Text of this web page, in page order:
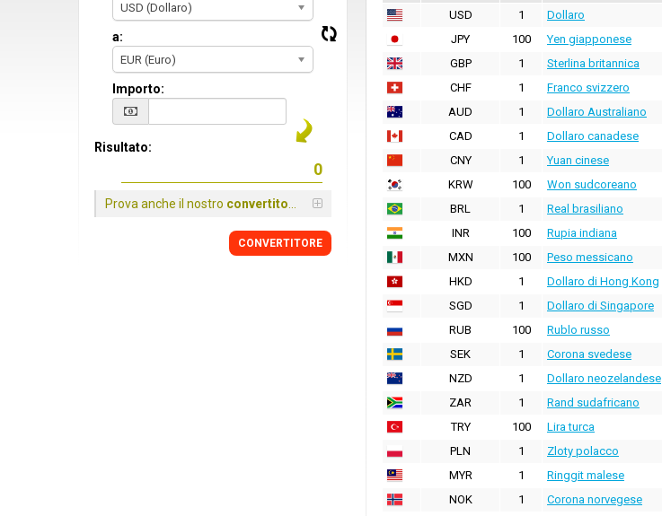
USD 1 Dollaro
JPY
100 Yen giapponese
GBP
1 Sterlina britannica
CHF
1 Franco svizzero
AUD
1 Dollaro Australiano
CAD
1 Dollaro canadese
CNY
1 Yuan cinese
KRW
100 Won sudcoreano
BRL
1 Real brasiliano
INR
100 Rupia indiana
MXN
100 Peso messicano
HKD
1 Dollaro di Hong Kong
SGD
1 Dollaro di Singapore
RUB
100 Rublo russo
SEK
1 Corona svedese
NZD
1 Dollaro neozelandese
ZAR
1 Rand sudafricano
TRY
100 Lira turca
PLN
1 Zloty polacco
MYR
1 Ringgit malese
NOK
1 Corona norvegese
USD (Dollaro)
a:
EUR (Euro)
Importo:
Risultato:
Prova anche il nostro convertitore
CONVERTITORE